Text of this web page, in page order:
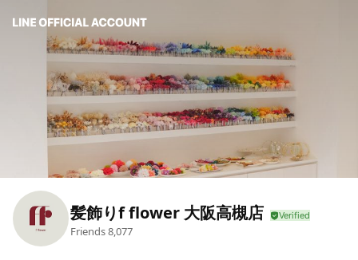
髪飾りf flower 大阪高槻店
Friends8,077